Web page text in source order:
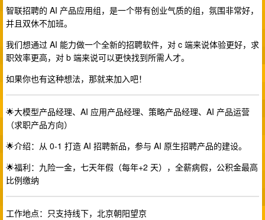
智联招聘的 AI 产品应用组，是一个带有创业气质的组，氛围非常好，
并且双休不加班。
我们想通过 AI 能力做一个全新的招聘软件，对 c 端来说体验更好，求
职效率更高，对 b 端来说可以更快找到所需人才。
如果你也有这种想法，那就来加入吧！
🌟大模型产品经理、AI 应用产品经理、策略产品经理、AI 产品运营
（求职产品方向）
🌟介绍：从 0-1 打造 AI 招聘新品，参与 AI 原生招聘产品的建设。
🌟福利：九险一金，七天年假（每年+2 天），全薪病假，公积金最高
比例缴纳
工作地点：只支持线下，北京朝阳望京